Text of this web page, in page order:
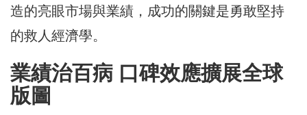
造的亮眼市場與業績，成功的關鍵是勇敢堅持
的救人經濟學。
業績治百病 口碑效應擴展全球
版圖